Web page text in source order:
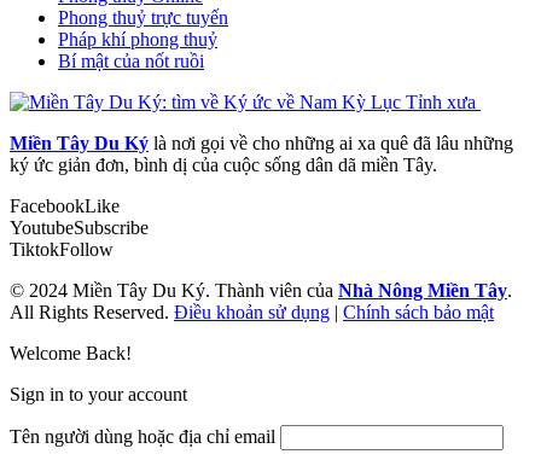
Phong thuỷ trực tuyến
Pháp khí phong thuỷ
Bí mật của nốt ruồi
Miền Tây Du Ký là nơi gọi về cho những ai xa quê đã lâu những
ký ức giản đơn, bình dị của cuộc sống dân dã miền Tây.
FacebookLike
YoutubeSubscribe
TiktokFollow
© 2024 Miền Tây Du Ký. Thành viên của Nhà Nông Miền Tây.
All Rights Reserved. Điều khoản sử dụng | Chính sách bảo mật
Welcome Back!
Sign in to your account
Tên người dùng hoặc địa chỉ email